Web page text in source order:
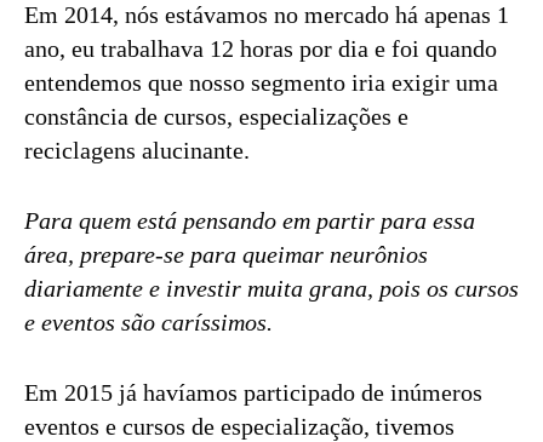
Em 2014, nós estávamos no mercado há apenas 1
ano, eu trabalhava 12 horas por dia e foi quando
entendemos que nosso segmento iria exigir uma
constância de cursos, especializações e
reciclagens alucinante.
Para quem está pensando em partir para essa
área, prepare-se para queimar neurônios
diariamente e investir muita grana, pois os cursos
e eventos são caríssimos.
Em 2015 já havíamos participado de inúmeros
eventos e cursos de especialização, tivemos